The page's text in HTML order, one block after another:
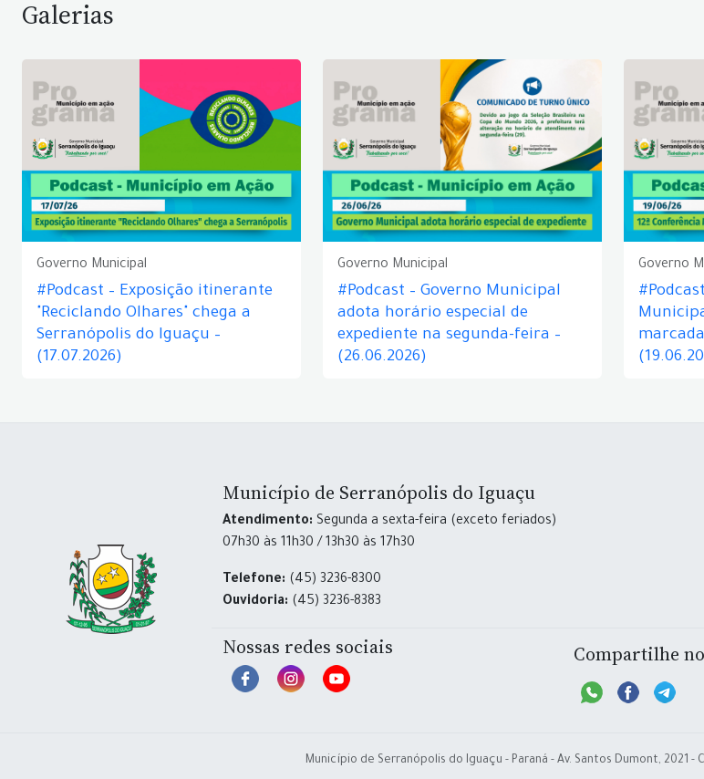
Galerias
Governo Municipal
#Podcast – Exposição itinerante
"Reciclando Olhares" chega a
Serranópolis do Iguaçu –
(17.07.2026)
Governo Municipal
#Podcast – Governo Municipal
adota horário especial de
expediente na segunda-feira –
(26.06.2026)
Governo
Município de Serranópolis do Iguaçu
Atendimento: Segunda a sexta-feira (exceto feriados)
07h30 às 11h30 / 13h30 às 17h30
Telefone: (45) 3236-8300
Ouvidoria: (45) 3236-8383
Nossas redes sociais Compartilhe
Município de Serranópolis do Iguaçu - Paraná - Av. Santos Dumont, 2021 -